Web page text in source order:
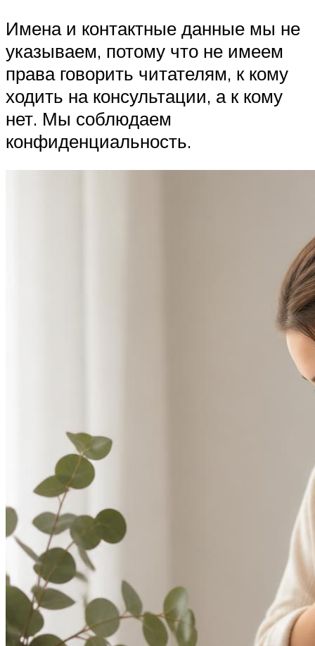
Имена и контактные данные мы не
указываем, потому что не имеем
права говорить читателям, к кому
ходить на консультации, а к кому
нет. Мы соблюдаем
конфиденциальность.